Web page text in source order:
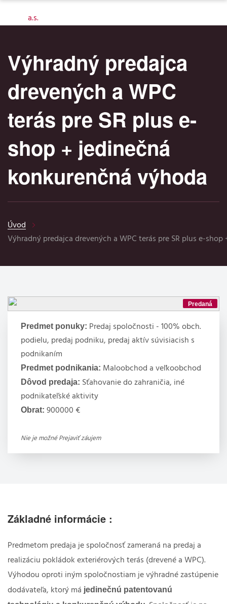
Výhradný predajca
drevených a WPC
terás pre SR plus e-
shop + jedinečná
konkurenčná výhoda
Úvod
Výhradný predajca drevených a WPC terás pre SR plus e-
Predmet ponuky: Predaj spoločnosti - 100% obch.
podielu, predaj podniku, predaj aktív súvisiacish s
podnikaním
Predmet podnikania: Maloobchod a veľkoobchod
Dôvod predaja: Sťahovanie do zahraničia, iné
podnikateľské aktivity
Obrat: 900000 €
Nie je možné Prejaviť záujem
Predaná
Základné informácie :
Predmetom predaja je spoločnosť zameraná na predaj a
realizáciu pokládok exteriérových terás (drevené a WPC).
Výhodou oproti iným spoločnostiam je výhradné zastúpenie
dodávateľa, ktorý má jedinečnú patentovanú